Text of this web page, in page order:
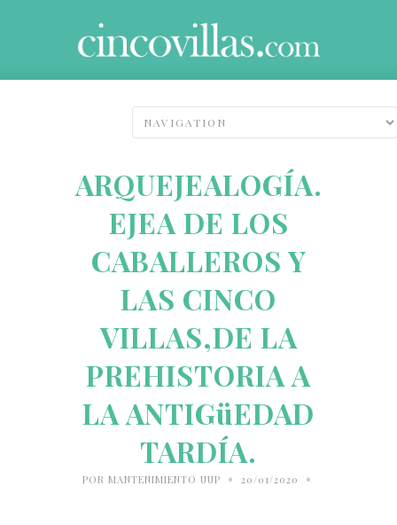
ARQUEJEALOGÍA.
EJEA DE LOS
CABALLEROS Y
LAS CINCO
VILLAS,DE LA
PREHISTORIA A
LA ANTIGüEDAD
TARDÍA.
POR MANTENIMIENTO UUP • 20/01/2020 •